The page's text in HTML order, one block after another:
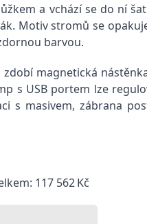
a vchází se do ní
Motiv stromů se
barvou.
magnetická
s USB portem lze
s masivem, zábrana
117 562 Kč